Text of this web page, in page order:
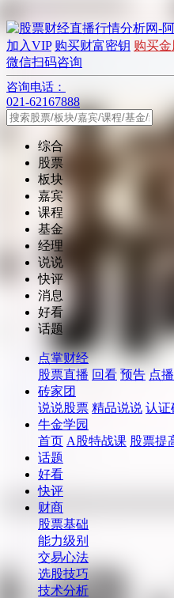
加入VIP 购买财富密钥 购买
微信扫码咨询
咨询电话：
021-62167888
综合
股票
板块
嘉宾
课程
基金
经理
说说
快评
消息
好看
话题
点掌财经
股票直播 回看 预告 点播
砖家团
说说股票 精品说说 认证
牛金学园
首页 A股特战课 股票提
话题
好看
快评
财商
股票基础
能力级别
交易心法
选股技巧
技术分析